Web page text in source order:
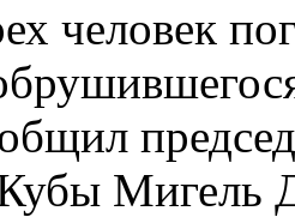
человек
Мигель